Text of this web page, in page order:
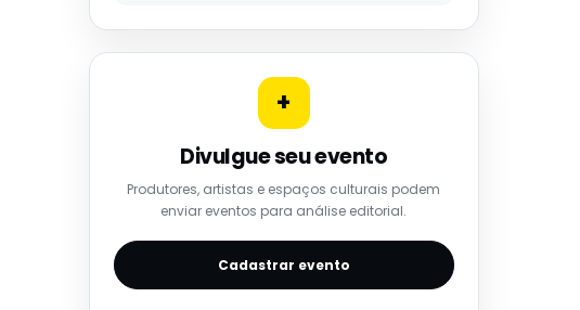
+
Divulgue seu evento
Produtores, artistas e espaços culturais podem
enviar eventos para análise editorial.
Cadastrar evento